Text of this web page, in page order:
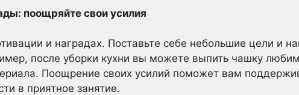
поощряйте свои усилия
и наградах. Поставьте себе небольшие цели и
после уборки кухни вы можете выпить чашку
Поощрение своих усилий поможет вам
в приятное занятие.